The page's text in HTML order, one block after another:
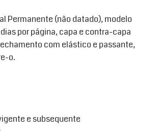
Permanente (não datado), modelo
dias por página, capa e contra-capa
com elástico e passante,
o.
e subsequente